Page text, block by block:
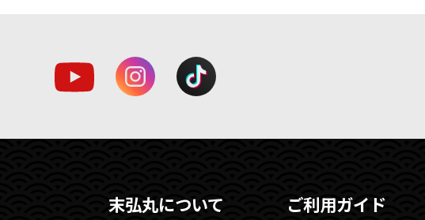
末弘丸について ご利用ガイド